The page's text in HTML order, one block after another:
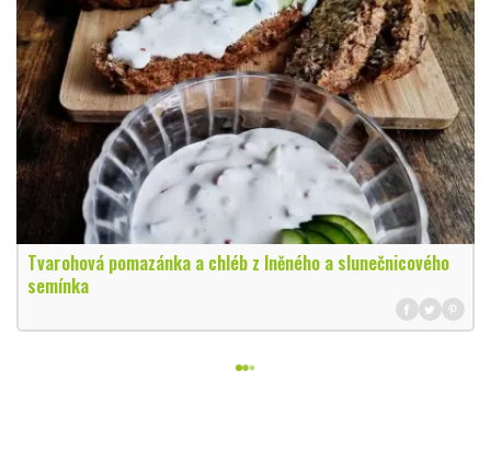
Tvarohová pomazánka a chléb z lněného a slunečnicového
semínka